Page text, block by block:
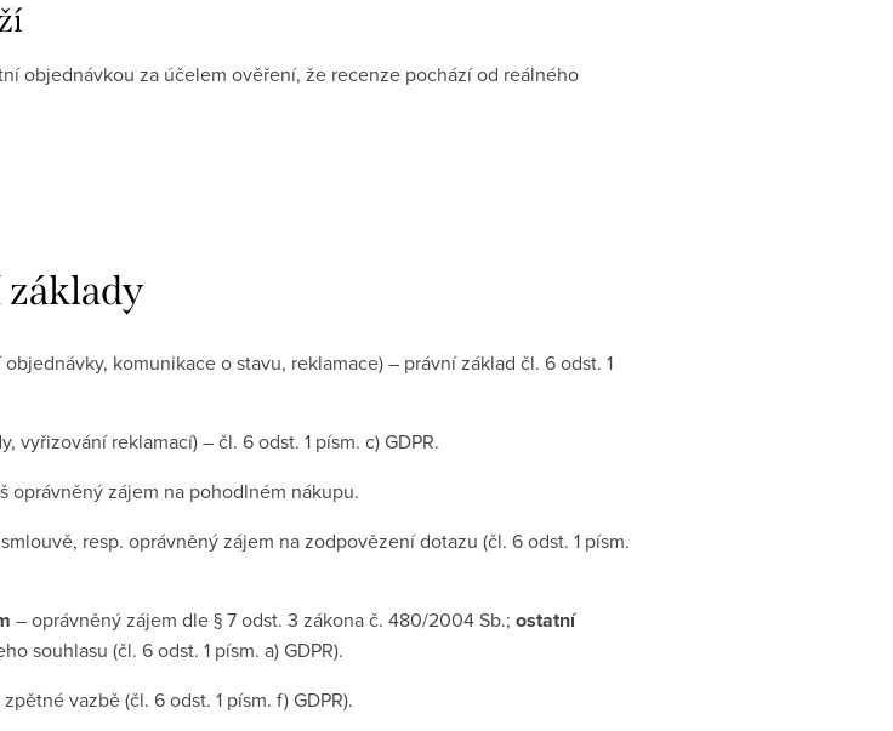
objednávkou za účelem ověření, že recenze pochází od reálného
komunikace o stavu, reklamace) – právní základ čl. 6 odst. 1
vyřizování reklamací) – čl. 6 odst. 1 písm. c) GDPR.
oprávněný zájem na pohodlném nákupu.
resp. oprávněný zájem na zodpovězení dotazu (čl. 6 odst. 1 písm.
– oprávněný zájem dle § 7 odst. 3 zákona č. 480/2004 Sb.; ostatní
souhlasu (čl. 6 odst. 1 písm. a) GDPR).
vazbě (čl. 6 odst. 1 písm. f) GDPR).